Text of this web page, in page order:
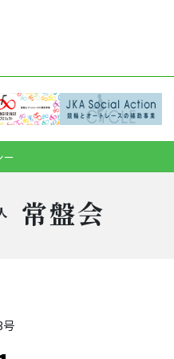
ー
常盤会
号